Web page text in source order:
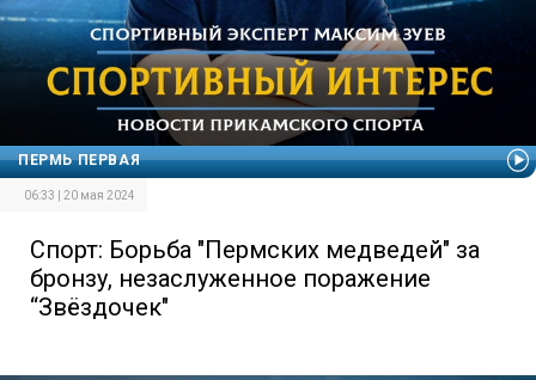
ПЕРМЬ ПЕРВАЯ
06:33 | 20 мая 2024
Спорт: Борьба "Пермских медведей" за
бронзу, незаслуженное поражение
“Звёздочек"